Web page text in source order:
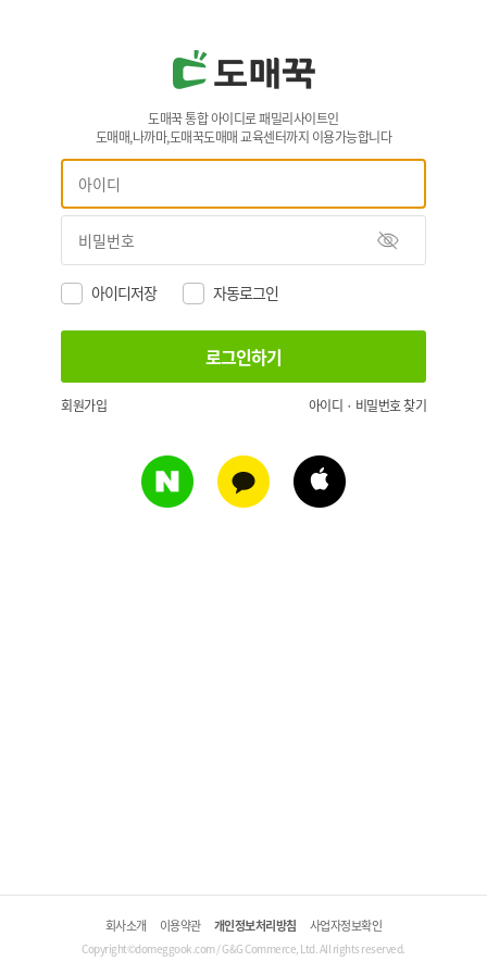
도매꾹 통합 아이디로 패밀리사이트인
도매매,나까마,도매꾹도매매 교육센터까지 이용가능합니다
아이디저장 자동로그인
회원가입 아이디 · 비밀번호 찾기
회사소개 이용약관 개인정보처리방침 사업자정보확인
Copyright©domeggook.com / G&G Commerce, Ltd. All rights reserved.